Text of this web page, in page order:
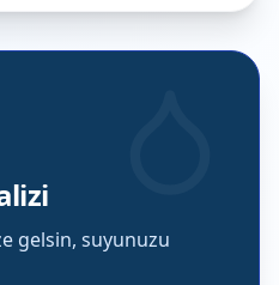
gelsin, suyunuzu